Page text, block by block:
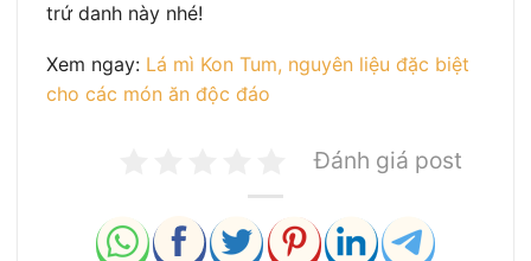
trứ danh này nhé!
Xem ngay: Lá mì Kon Tum, nguyên liệu đặc biệt
cho các món ăn độc đáo
Đánh giá post